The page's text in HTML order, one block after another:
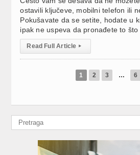
ostavili ključeve, mobilni telefon ili
Pokušavate da se setite, hodate u
ipak ne uspeva da pronađete to
Read Full Article ▸
1 2 3 … 6